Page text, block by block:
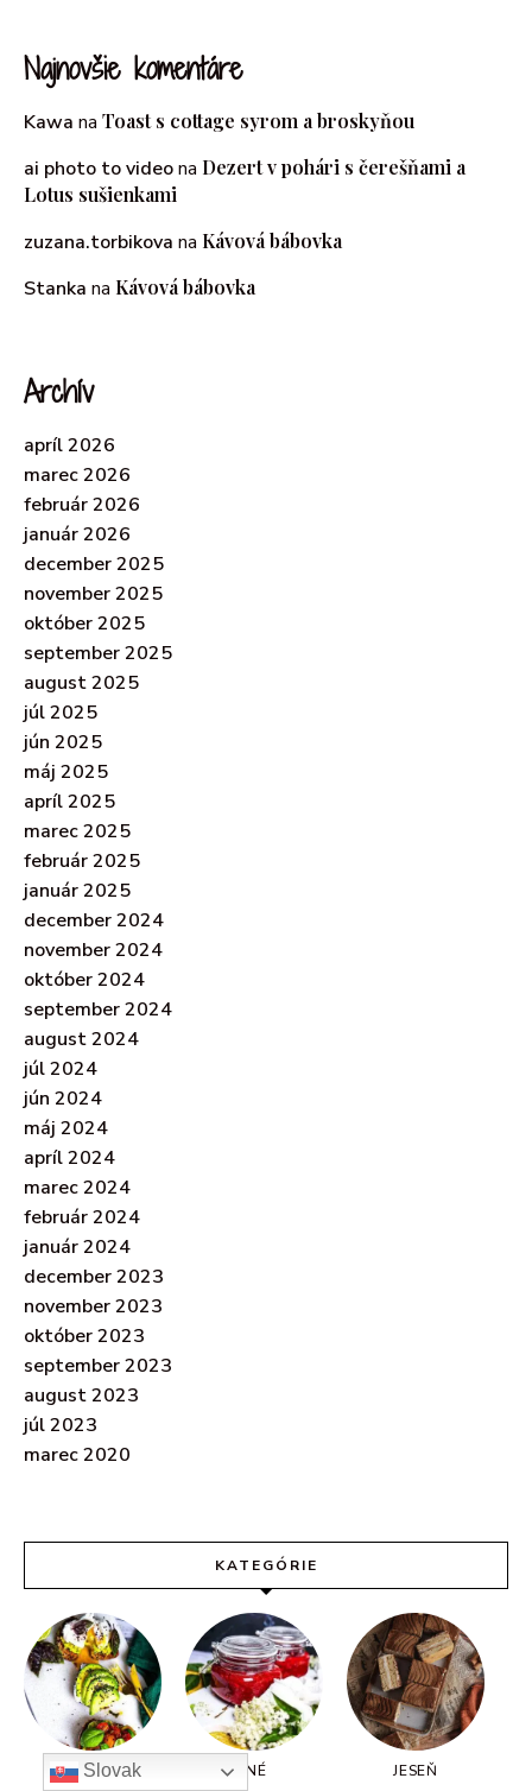
Najnovšie komentáre
Kawa na Toast s cottage syrom a broskyňou
ai photo to videona Dezert v pohári s čerešňami a
Lotus sušienkami
zuzana.torbikova na Kávová bábovka
Stanka na Kávová bábovka
Archív
apríl 2026
marec 2026
február 2026
január 2026
december 2025
november 2025
október 2025
september 2025
august 2025
júl 2025
jún 2025
máj 2025
apríl 2025
marec 2025
február 2025
január 2025
december 2024
november 2024
október 2024
september 2024
august 2024
júl 2024
jún 2024
máj 2024
apríl 2024
marec 2024
február 2024
január 2024
december 2023
november 2023
október 2023
september 2023
august 2023
júl 2023
marec 2020
KATEGÓRIE
BREAKFAST INÉ JESEŇ
Slovak